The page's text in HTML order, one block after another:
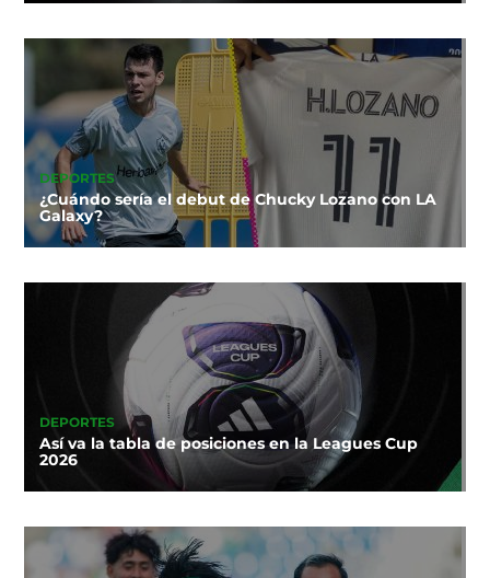
DEPORTES
¿Cuándo sería el debut de Chucky Lozano con LA
Galaxy?
DEPORTES
Así va la tabla de posiciones en la Leagues Cup
2026